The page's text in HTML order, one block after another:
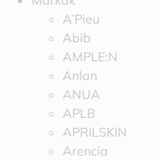
A’Pieu
Abib
AMPLE:N
Anlan
ANUA
APLB
APRILSKIN
Arencia